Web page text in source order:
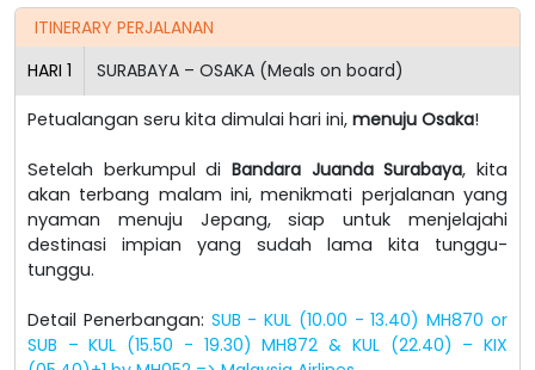
ITINERARY PERJALANAN
HARI 1 SURABAYA – OSAKA (Meals on board)
Petualangan seru kita dimulai hari ini, menuju Osaka!
Setelah berkumpul di Bandara Juanda Surabaya, kita
akan terbang malam ini, menikmati perjalanan yang
nyaman menuju Jepang, siap untuk menjelajahi
destinasi impian yang sudah lama kita tunggu-
tunggu.
Detail Penerbangan: SUB - KUL (10.00 - 13.40) MH870 or
SUB – KUL (15.50 - 19.30) MH872 & KUL (22.40) – KIX